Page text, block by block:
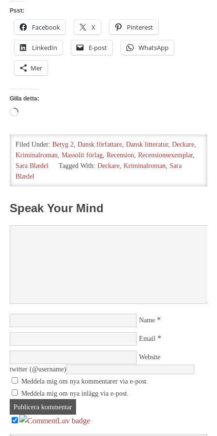
Psst:
Facebook X Pinterest
LinkedIn E-post WhatsApp
Mer
Gilla detta:
Laddar
…
Filed Under: Betyg 2, Dansk författare, Dansk litteratur, Deckare,
Kriminalroman, Massolit förlag, Recension, Recensionsexemplar,
Sara Blædel
Tagged With: Deckare, Kriminalroman, Sara
Blædel
Speak Your Mind
Name *
Email *
Website
twitter (@username)
Meddela mig om nya kommentarer via e-post.
Meddela mig om nya inlägg via e-post.